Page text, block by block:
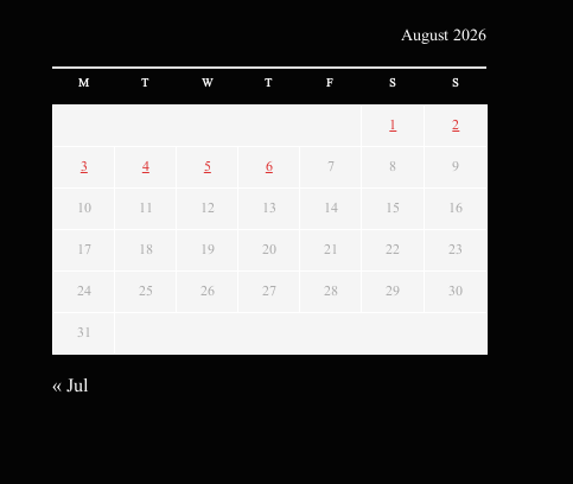
August 2026
M T W T F S S
1 2
3 4 5 6 7 8 9
10 11 12 13 14 15 16
17 18 19 20 21 22 23
24 25 26 27 28 29 30
31
« Jul